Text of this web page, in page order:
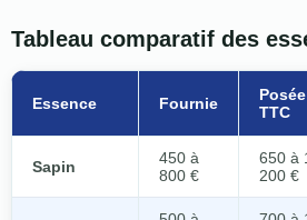
Tableau comparatif des
Essence Fournie
Posée
TTC
Sapin
450 à
800 €
650 à
200 €